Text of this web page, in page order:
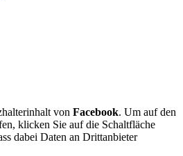
von Facebook. Um auf den
klicken Sie auf die Schaltfläche
dabei Daten an Drittanbieter